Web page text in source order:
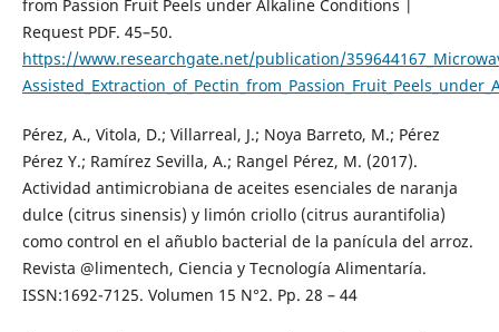
from Passion Fruit Peels under Alkaline Conditions |
Request PDF. 45–50.
https://www.researchgate.net/publication/
Pérez, A., Vitola, D.; Villarreal, J.; Noya Barreto, M.; Pérez
Pérez Y.; Ramírez Sevilla, A.; Rangel Pérez, M. (2017).
Actividad antimicrobiana de aceites esenciales de naranja
dulce (citrus sinensis) y limón criollo (citrus aurantifolia)
como control en el añublo bacterial de la panícula del arroz.
Revista @limentech, Ciencia y Tecnología Alimentaría.
ISSN:1692-7125. Volumen 15 N°2. Pp. 28 – 44